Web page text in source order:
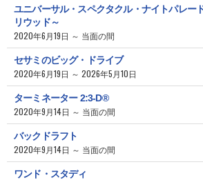
ユニバーサル・スペクタクル・ナイトパレー
リウッド～
2020年6月19日 ～ 当面の間
セサミのビッグ・ドライブ
2020年6月19日 ～ 2026年5月10日
ターミネーター 2:3-D®
2020年9月14日 ～ 当面の間
バックドラフト
2020年9月14日 ～ 当面の間
ワンド・スタディ